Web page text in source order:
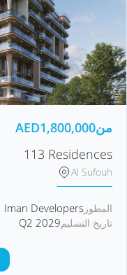
من AED1,800,000
113 Residences
Al Sufouh
المطور Iman Developers
تاريخ التسليمQ2 2029